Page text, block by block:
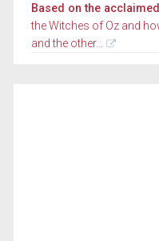
Based on the
the Witches of Oz and
and the other...